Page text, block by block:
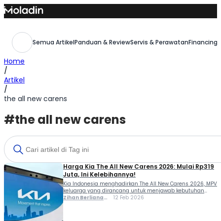
Skip
to
Semua ArtikelPanduan & ReviewServis & Perawatan
Home
/
Artikel
/
the all new carens
#the all new carens
Harga Kia The All New Carens 2026: Mulai Rp319
Juta, Ini Kelebihannya!
Kia Indonesia menghadirkan The All New Carens 2026, MPV
keluarga yang dirancang untuk menjawab kebutuhan
mobilitas urban dan gaya hidup modern. Dengan kabin
Zihan Berliana
12 Feb 2026